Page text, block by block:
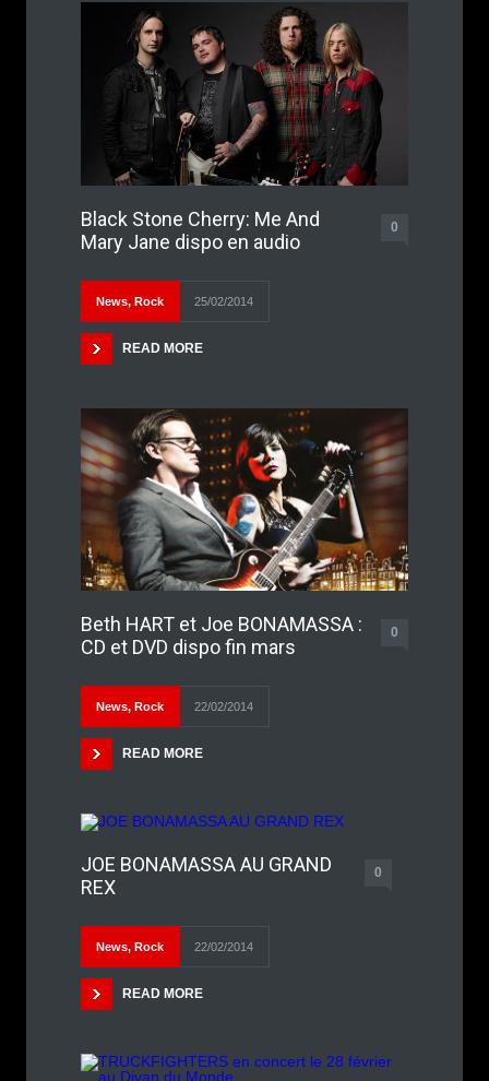
Black Stone Cherry: Me And
Mary Jane dispo en audio
0
News, Rock 25/02/2014
READ MORE
Beth HART et Joe BONAMASSA :
CD et DVD dispo fin mars
0
News, Rock 22/02/2014
READ MORE
JOE BONAMASSA AU GRAND
REX
0
News, Rock 22/02/2014
READ MORE